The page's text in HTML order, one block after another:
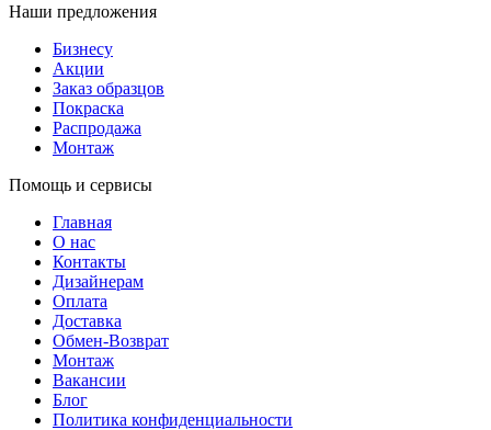
Наши предложения
Бизнесу
Акции
Заказ образцов
Покраска
Распродажа
Монтаж
Помощь и сервисы
Главная
О нас
Контакты
Дизайнерам
Оплата
Доставка
Обмен-Возврат
Монтаж
Вакансии
Блог
Политика конфиденциальности